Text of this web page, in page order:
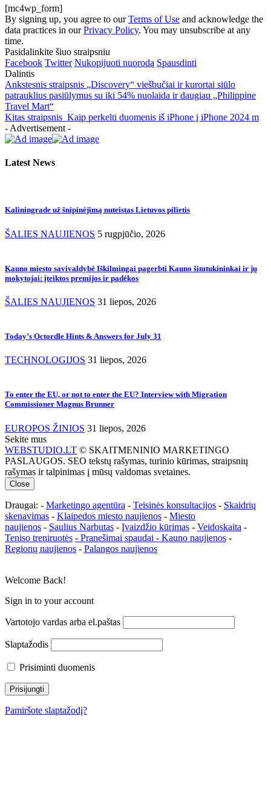
[mc4wp_form]
By signing up, you agree to ourTerms of Use and acknowledge the
data practices in ourPrivacy Policy. You may unsubscribe at any
time.
Pasidalinkite šiuo straipsniu
Facebook Twitter Nukopijuoti nuorodą Spausdinti
Dalintis
Ankstesnis straipsnis „Discovery“ viešbučiai ir kurortai siūlo
patrauklius pasiūlymus su iki 54% nuolaida ir daugiau „Philippine
Travel Mart“
Kitas straipsnis Kaip perkelti duomenis iš iPhone į iPhone 2024 m
- Advertisement -
Latest News
Kaliningrade už šnipinėjimą nuteistas Lietuvos pilietis
ŠALIES NAUJIENOS 5 rugpjūčio, 2026
Kauno miesto savivaldybė Iškilmingai pagerbti Kauno šimtukininkai ir jų
mokytojai: įteiktos premijos ir padėkos
ŠALIES NAUJIENOS 31 liepos, 2026
Today’s Octordle Hints & Answers for July 31
TECHNOLOGIJOS 31 liepos, 2026
To enter the EU, or not to enter the EU? Interview with Migration
Commissioner Magnus Brunner
EUROPOS ŽINIOS 31 liepos, 2026
Sekite mus
WEBSTUDIO.LT © SKAITMENINIO MARKETINGO
PASLAUGOS. SEO tekstų rašymas, turinio kūrimas, straipsnių
rašymas ir talpinimas į mūsų valdomas svetaines.
Close
Draugai: - Marketingo agentūra - Teisinės konsultacijos - Skaidrių
skenavimas - Klaipedos miesto naujienos - Miesto
naujienos - Saulius Narbutas - Įvaizdžio kūrimas - Veidoskaita -
Teniso treniruotės - Pranešimai spaudai - Kauno naujienos -
Regionų naujienos - Palangos naujienos
Welcome Back!
Sign in to your account
Vartotojo vardas arba el.paštas
Slaptažodis
Prisiminti duomenis
Pamiršote slaptažodį?